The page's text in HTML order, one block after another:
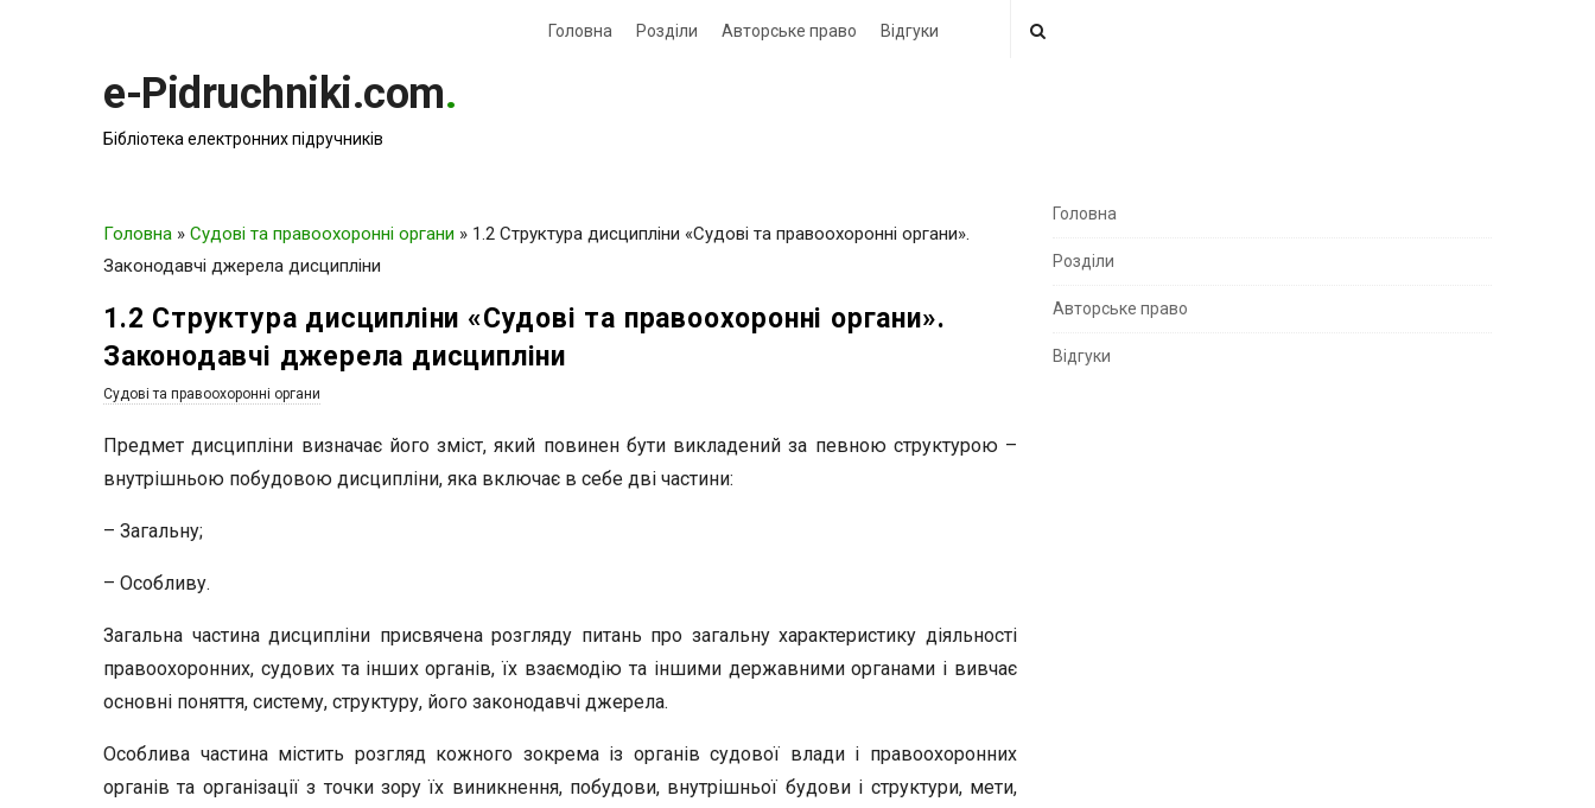
Головна Розділи Авторське право Відгуки
e-Pidruchniki.com.
Бібліотека електронних підручників
Головна » Судові та правоохоронні органи » 1.2 Структура дисципліни «Судові та правоохоронні органи».
Законодавчі джерела дисципліни
1.2 Структура дисципліни «Судові та правоохоронні органи».
Законодавчі джерела дисципліни
Судові та правоохоронні органи
Предмет дисципліни визначає його зміст, який повинен бути викладений за певною структурою –
внутрішньою побудовою дисципліни, яка включає в себе дві частини:
– Загальну;
– Особливу.
Загальна частина дисципліни присвячена розгляду питань про загальну характеристику діяльності
правоохоронних, судових та інших органів, їх взаємодію та іншими державними органами і вивчає
основні поняття, систему, структуру, його законодавчі джерела.
Особлива частина містить розгляд кожного зокрема із органів судової влади і правоохоронних
органів та організації з точки зору їх виникнення, побудови, внутрішньої будови і структури, мети,
S
e
S
Головна
Розділи
Авторське право
Відгуки